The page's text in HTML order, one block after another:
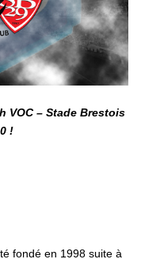
VOC – Stade Brestois
!
fondé en 1998 suite à